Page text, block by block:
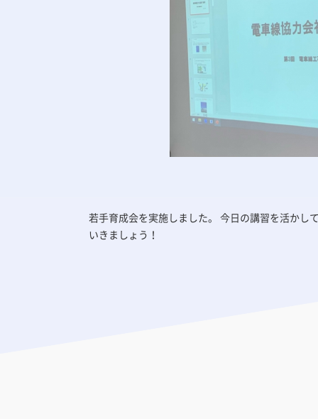
若手育成会を実施しました。 今日の講習を活かし
いきましょう！